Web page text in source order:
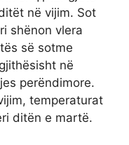
në vijim. Sot
shënon vlera
së sotme
në
perëndimore.
temperaturat
ditën e martë.